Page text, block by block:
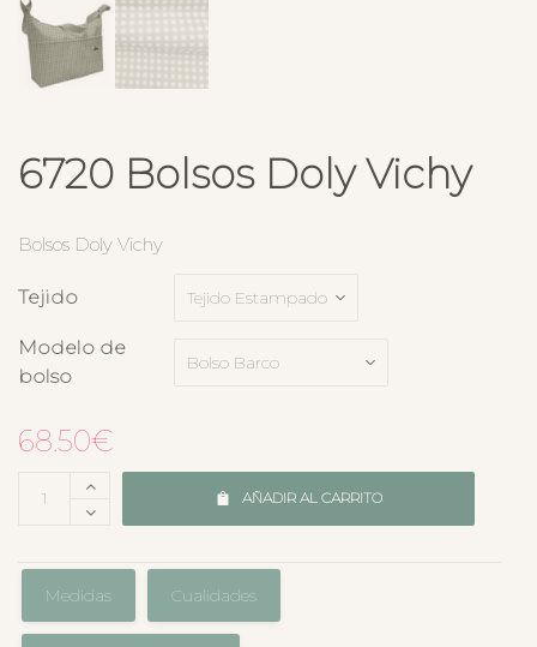
6720 Bolsos Doly Vichy
Bolsos Doly Vichy
Tejido
Modelo de
bolso
68.50€
AÑADIR AL CARRITO
Medidas Cualidades